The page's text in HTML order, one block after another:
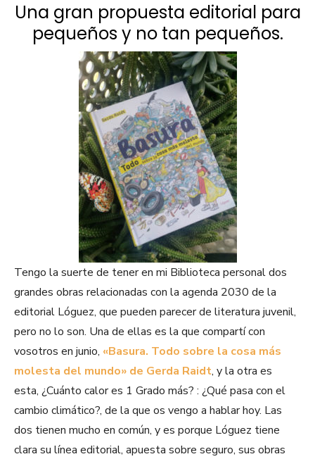
Una gran propuesta editorial para
pequeños y no tan pequeños.
Tengo la suerte de tener en mi Biblioteca personal dos
grandes obras relacionadas con la agenda 2030 de la
editorial Lóguez, que pueden parecer de literatura juvenil,
pero no lo son. Una de ellas es la que compartí con
vosotros en junio, «Basura. Todo sobre la cosa más
molesta del mundo» de Gerda Raidt, y la otra es
esta, ¿Cuánto calor es 1 Grado más? : ¿Qué pasa con el
cambio climático?, de la que os vengo a hablar hoy. Las
dos tienen mucho en común, y es porque Lóguez tiene
clara su línea editorial, apuesta sobre seguro, sus obras